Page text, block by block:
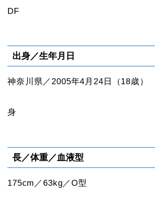
DF
出身／生年月日
神奈川県／2005年4月24日（18歳）
身
長／体重／血液型
175cm／63kg／O型